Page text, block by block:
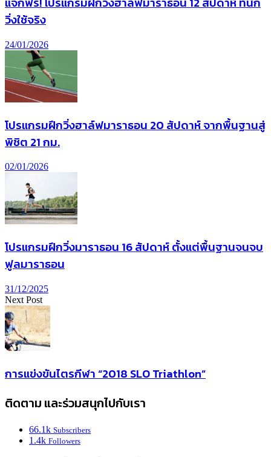
วิ่งใช้จริง
24/01/2026
โปรแกรมฝึกวิ่งฮาล์ฟมาราธอน 20 สัปดาห์ จากพื้นฐานสู่
พิชิต 21 กม.
02/01/2026
โปรแกรมฝึกวิ่งมาราธอน 16 สัปดาห์ ตั้งแต่พื้นฐานจนจบ
ฟูลมาราธอน
31/12/2025
Next Post
การแข่งขันไตรกีฬา “2018 SLO Triathlon”
ติดตาม และร่วมสนุกไปกับเรา
66.1k Subscribers
1.4k Followers